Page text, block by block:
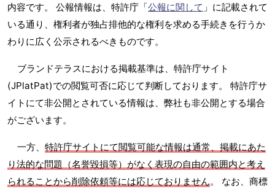
内容です。 公報情報は、特許庁「公報に関して 」に記載されて
いる通り、権利者が独占排他的な権利を求める手続きを行うか
わりに広く公示されるべきものです。
ブランドテラスにおける掲載基準は、特許庁サイト
(JPlatPat)での閲覧可否に応じて判断しております。 特許庁サ
イトにて非公開とされている情報は、弊社も非公開とする場合
がございます。
一方、 特許庁サイトにて閲覧可能な情報は通常、掲載にあた
り法的な問題（名誉毀損等）がなく表現の自由の範囲内と考え
られることから削除依頼等には応じておりません。 なお、商標